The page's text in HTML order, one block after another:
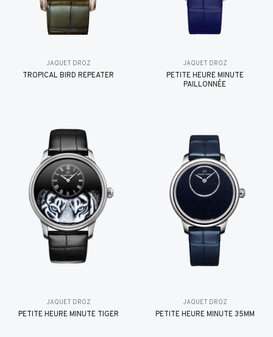
JAQUET DROZ
TROPICAL BIRD REPEATER
JAQUET DROZ
PETITE HEURE MINUTE
PAILLONNÉE
JAQUET DROZ
PETITE HEURE MINUTE TIGER
JAQUET DROZ
PETITE HEURE MINUTE 35MM